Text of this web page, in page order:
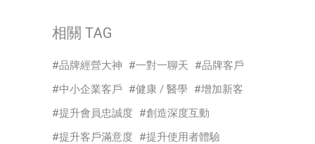
相關 TAG
品牌經營大神 一對一聊天
品牌客戶
中小企業客戶
健康 / 醫學
增加新客
提升會員忠誠度
創造深度互動
提升客戶滿意度
提升使用者體驗